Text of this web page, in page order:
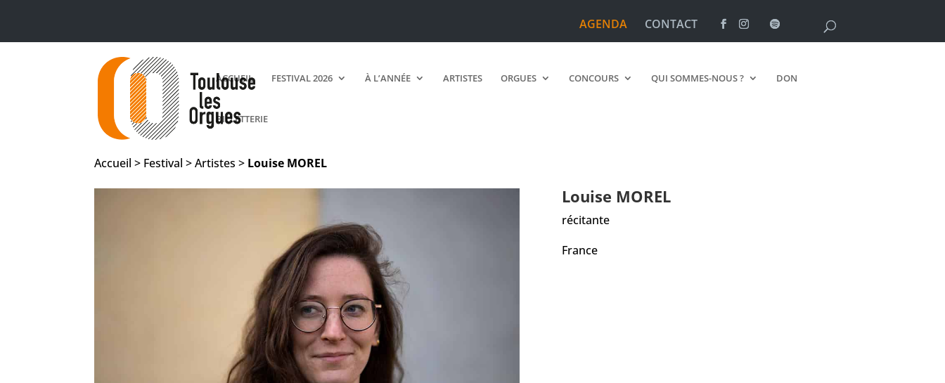
AGENDA CONTACT
ACCUEIL FESTIVAL 2026 À L’ANNÉE ARTISTES ORGUES CONCOURS QUI SOMMES-NOUS ? DON
BILLETTERIE
Accueil > Festival > Artistes > Louise MOREL
Louise MOREL
récitante
France